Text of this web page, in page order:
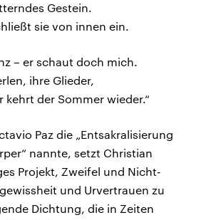
Gestein.
sie von innen ein.
– er schaut doch mich.
ihre Glieder,
kehrt der Sommer wieder.“
Paz die „Entsakralisierung
nannte, setzt Christian
Projekt, Zweifel und Nicht-
und Urvertrauen zu
Dichtung, die in Zeiten